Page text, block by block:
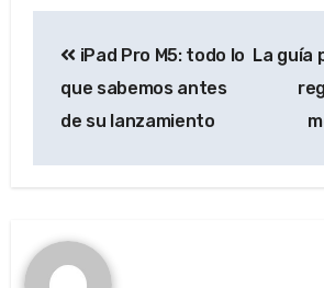
navigation
iPad Pro M5: todo lo
que sabemos antes
de su lanzamiento
La guía